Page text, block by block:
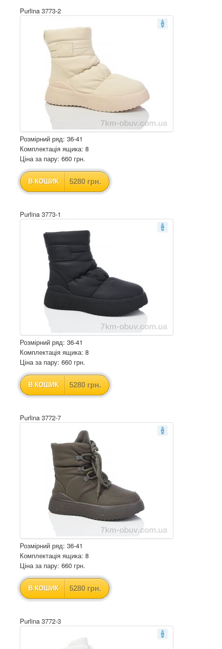
Purlina 3773-2
Розмірний ряд: 36-41
Комплектація ящика: 8
Ціна за пару: 660 грн.
В КОШИК 5280 грн.
Purlina 3773-1
Розмірний ряд: 36-41
Комплектація ящика: 8
Ціна за пару: 660 грн.
В КОШИК 5280 грн.
Purlina 3772-7
Розмірний ряд: 36-41
Комплектація ящика: 8
Ціна за пару: 660 грн.
В КОШИК 5280 грн.
Purlina 3772-3